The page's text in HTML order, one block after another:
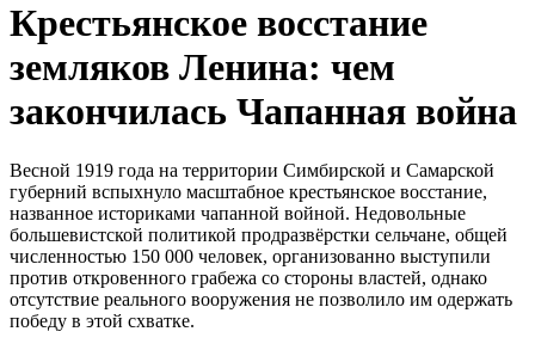
Крестьянское восстание
земляков Ленина: чем
закончилась Чапанная война
Весной 1919 года на территории Симбирской и Самарской
губерний вспыхнуло масштабное крестьянское восстание,
названное историками чапанной войной. Недовольные
большевистской политикой продразвёрстки сельчане, общей
численностью 150 000 человек, организованно выступили
против откровенного грабежа со стороны властей, однако
отсутствие реального вооружения не позволило им одержать
победу в этой схватке.